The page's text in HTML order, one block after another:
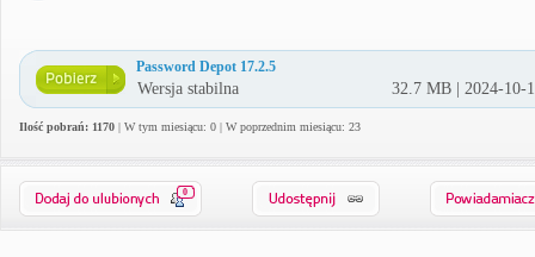
Password Depot 17.2.5
Wersja stabilna 32.7 MB | 2024-10-
Ilość pobrań: 1170 | W tym miesiącu: 0 | W poprzednim miesiącu: 23
0